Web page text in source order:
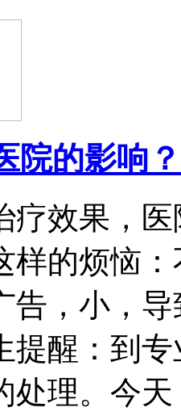
院的影响
疗效果，
样的烦恼
告，小，
提醒：到
处理。今